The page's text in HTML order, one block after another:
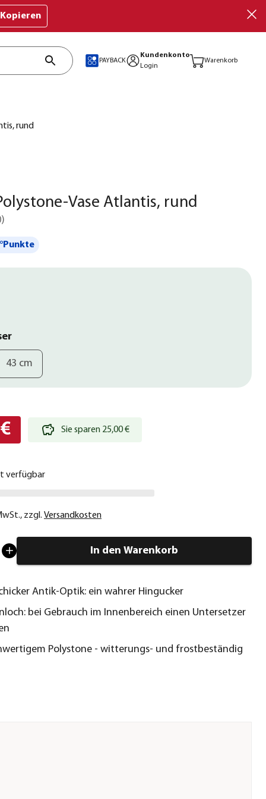
Kopieren
PAYBACK
Kundenkonto
Login
Warenkorb
rund
Vase Atlantis, rund
)
43 cm
Sie sparen 25,00 €
verfügbar
, zzgl. Versandkosten
In den Warenkorb
Antik-Optik: ein wahrer Hingucker
bei Gebrauch im Innenbereich einen Untersetzer
Polystone - witterungs- und frostbeständig